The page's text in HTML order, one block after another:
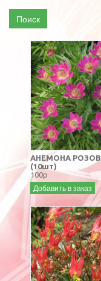
Поиск
АНЕМОНА
(10шт)
100р
Добавить в заказ